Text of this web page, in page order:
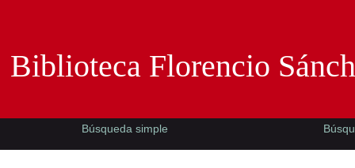
Biblioteca Florencio
Búsqueda simple